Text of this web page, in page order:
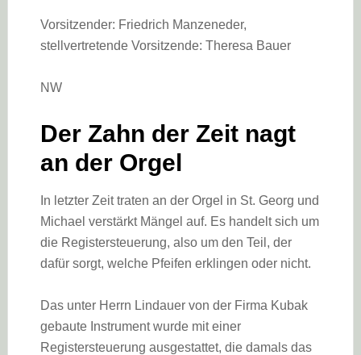
Vorsitzender: Friedrich Manzeneder,
stellvertretende Vorsitzende: Theresa Bauer
NW
Der Zahn der Zeit nagt
an der Orgel
In letzter Zeit traten an der Orgel in St. Georg und
Michael verstärkt Mängel auf. Es handelt sich um
die Registersteuerung, also um den Teil, der
dafür sorgt, welche Pfeifen erklingen oder nicht.
Das unter Herrn Lindauer von der Firma Kubak
gebaute Instrument wurde mit einer
Registersteuerung ausgestattet, die damals das